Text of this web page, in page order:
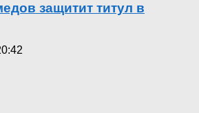
защитит титул в